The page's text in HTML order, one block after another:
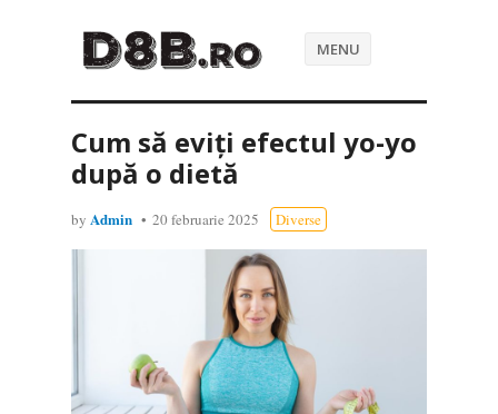
MENU
Cum să eviți efectul yo-yo
după o dietă
by Admin 20 februarie 2025 Diverse